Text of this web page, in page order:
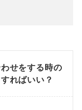
せをする時の
ればいい？